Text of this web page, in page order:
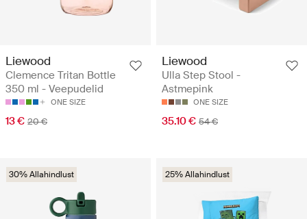
Liewood
Clemence Tritan Bottle
350 ml - Veepudelid
ONE SIZE
13 € 20 €
Liewood
Ulla Step Stool -
Astmepink
ONE SIZE
35.10 € 54 €
30% Allahindlust 25% Allahindlust